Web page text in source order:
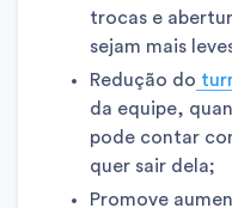
trocas e
sejam mais
Redução do
da equipe,
pode contar
quer sair dela;
Promove